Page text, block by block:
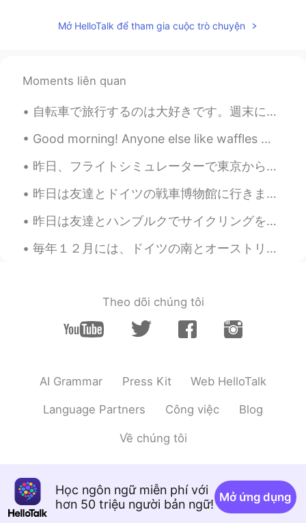
んですか！いいなあ〜
JP EN
す。
Mở HelloTalk để tham gia cuộc trò chuyện
Moments liên quan
自転車で旅行するのは大好きです。週末にはドイツの北を旅行しました。森にテントで寝ました。夜中に森で蛍がたくさん見えました。9月に蛍を見えるのは珍しいと思います。😊😊😊今から毎日寒くなって来ていま...
Good morning! Anyone else like waffles 🧇? I woke up this morning and wanted to make some to eat...
昨日、フライトシミュレーターで東京から大阪まで飛びました。富士山の景色はすごくきれいですね。ほとんど本物の写真のように見えます！ エアバスで飛びました。飛行機のバタンがたくさんあり、飛ぶのは簡単...
昨日は友達とドイツの戦車博物館に行きました。博物館はドイツの一番大きな戦車博物館です。博物館の戦車は大体ドイツで作ったものです。博物館はドイツの北の小さな町にあるので、隣で可愛い伝統的な建物もあ...
昨日は友達とハンブルクでサイクリングをしました。良い天気でした。少し暖かったので、春の感じでした。😄 しかしレストランやお店全部閉まっています。ハンブルクで毎年11月からクリスマスマーケットがあ...
毎年１２月には、ドイツの南とオーストリアでクランプスということがあります。クランプスは、伝説の怖い生物です。通りを歩きながら悪い子供に罰を与えます。主に木の棒で子供や女性を打ちます。僕はドイツの...
Theo dõi chúng tôi
AI Grammar Press Kit Web HelloTalk
Language Partners Công việc Blog
Về chúng tôi
Học ngôn ngữ miễn phí với
hơn 50 triệu người bản ngữ! Mở ứng dụng